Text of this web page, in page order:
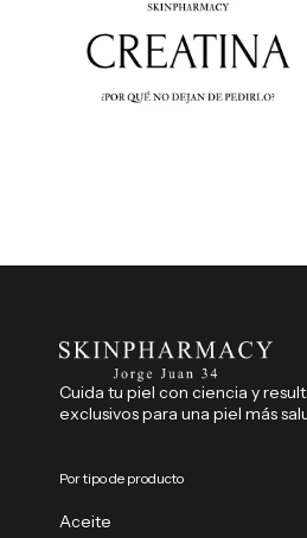
Cuida tu piel con ciencia y
exclusivos para una piel más
Por tipo de producto
Aceite